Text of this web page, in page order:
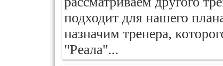
подходит для нашего
назначим тренера,
"Реала"...